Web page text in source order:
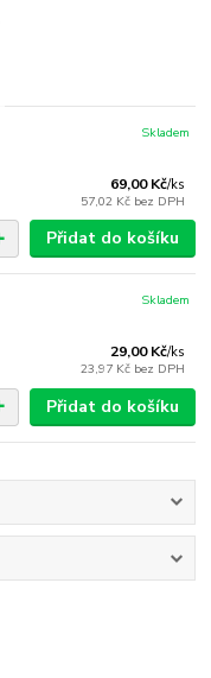
69,00 Kč/ks
57,02 Kč bez DPH
Skladem
Přidat do košíku
29,00 Kč/ks
23,97 Kč bez DPH
Skladem
Přidat do košíku